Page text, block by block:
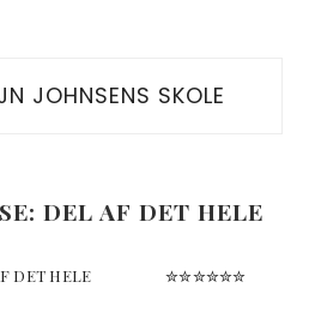
JOHNSENS SKOLE
DEL AF DET HELE
AF DET HELE ✮✮✮✮✮✮